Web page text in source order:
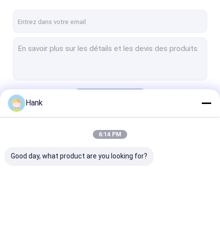
Au sujet de nous
Nouvelles
Hank
6:14 PM
Good day, what product are you looking for?